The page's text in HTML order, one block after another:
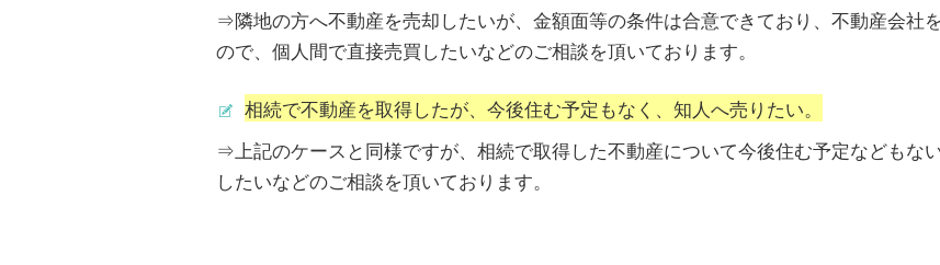
⇒隣地の方へ不動産を売却したいが、金額面等の条件は合意できており、不動産会社
ので、個人間で直接売買したいなどのご相談を頂いております。
相続で不動産を取得したが、今後住む予定もなく、知人へ売りたい。
⇒上記のケースと同様ですが、相続で取得した不動産について今後住む予定などもな
したいなどのご相談を頂いております。